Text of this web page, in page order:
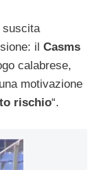
suscita
il Casms
calabrese,
motivazione
rischio“.